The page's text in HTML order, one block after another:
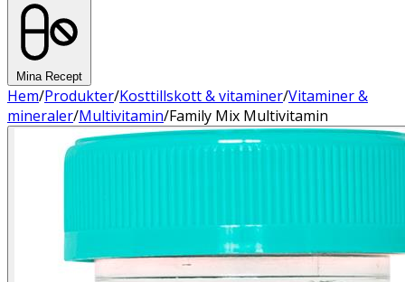
Mina Recept
Hem/Produkter/Kosttillskott & vitaminer/Vitaminer &
mineraler/Multivitamin/Family Mix Multivitamin